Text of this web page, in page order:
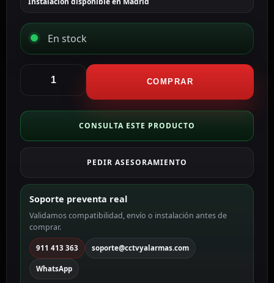
En stock
para
básico
tipo
color
ostra
AJ-
CENTERCOVER-
OYS
cantidad
COMPRAR
CONSULTA ESTE PRODUCTO
PEDIR ASESORAMIENTO
Soporte preventa real
Validamos compatibilidad, envío o instalación antes de
comprar.
911 413 363 soporte@cctvyalarmas.com
WhatsApp